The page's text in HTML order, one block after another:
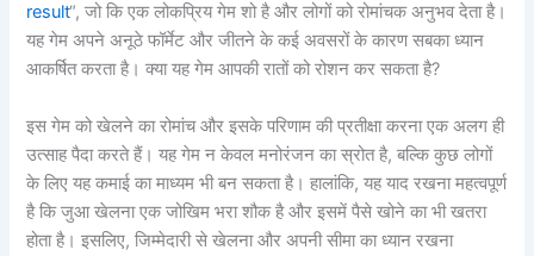
result“, जो कि एक लोकप्रिय गेम शो है और लोगों को रोमांचक अनुभव देता है।
यह गेम अपने अनूठे फॉर्मेट और जीतने के कई अवसरों के कारण सबका ध्यान
आकर्षित करता है। क्या यह गेम आपकी रातों को रोशन कर सकता है?
इस गेम को खेलने का रोमांच और इसके परिणाम की प्रतीक्षा करना एक अलग ही
उत्साह पैदा करते हैं। यह गेम न केवल मनोरंजन का स्रोत है, बल्कि कुछ लोगों
के लिए यह कमाई का माध्यम भी बन सकता है। हालांकि, यह याद रखना महत्वपूर्ण
है कि जुआ खेलना एक जोखिम भरा शौक है और इसमें पैसे खोने का भी खतरा
होता है। इसलिए, जिम्मेदारी से खेलना और अपनी सीमा का ध्यान रखना